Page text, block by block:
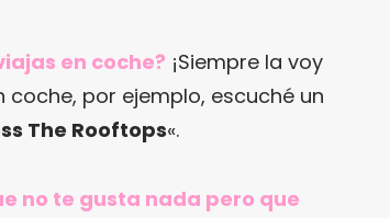
en coche? ¡Siempre la voy
por ejemplo, escuché un
The Rooftops«.
no te gusta nada pero que